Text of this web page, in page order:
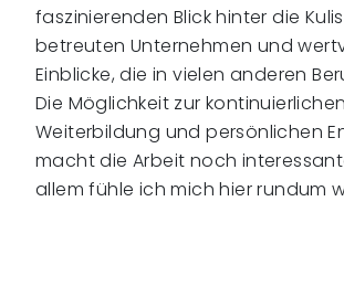
faszinierenden Blick hinter die
betreuten Unternehmen und
Einblicke, die in vielen anderen
Die Möglichkeit zur kontinuierlichen
Weiterbildung und persönlichen
macht die Arbeit noch
allem fühle ich mich hier rundum